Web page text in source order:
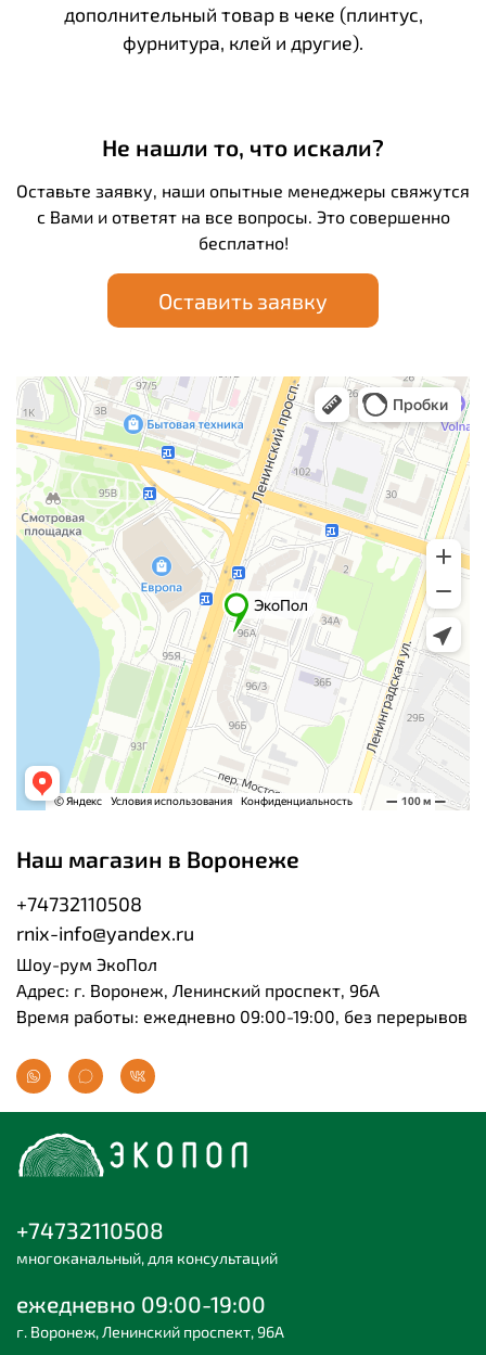
дополнительный товар в чеке (плинтус,
фурнитура, клей и другие).
Не нашли то, что искали?
Оставьте заявку, наши опытные менеджеры свяжутся
с Вами и ответят на все вопросы. Это совершенно
бесплатно!
Оставить заявку
Наш магазин в Воронеже
+74732110508
rnix-info@yandex.ru
Шоу-рум ЭкоПол
Адрес: г. Воронеж, Ленинский проспект, 96А
Время работы: ежедневно 09:00-19:00, без перерывов
+74732110508
многоканальный, для консультаций
ежедневно 09:00-19:00
г. Воронеж, Ленинский проспект, 96А